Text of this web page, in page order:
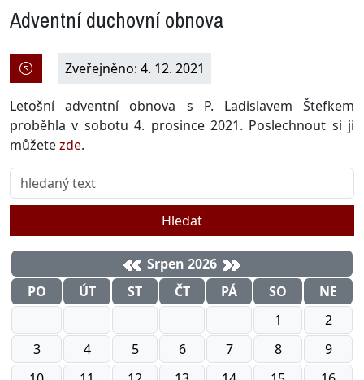
Adventní duchovní obnova
Zveřejněno: 4. 12. 2021
Letošní adventní obnova s P. Ladislavem Štefkem
proběhla v sobotu 4. prosince 2021. Poslechnout si ji
můžetezde.
Hledat
Srpen 2026
PO
ÚT ST ČT PÁ SO
NE
1
2
3
4 5 6 7 8
9